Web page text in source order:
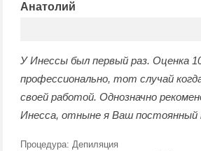
Анатолий
У Инессы был первый раз. Оценка
профессионально, тот случай
своей работой. Однозначно
Инесса, отныне я Ваш постоянный
Процедура: Депиляция